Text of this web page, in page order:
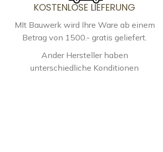
KOSTENLOSE LIEFERUNG
MIt Bauwerk wird Ihre Ware ab einem
Betrag von 1500.- gratis geliefert.
Ander Hersteller haben
unterschiedliche Konditionen